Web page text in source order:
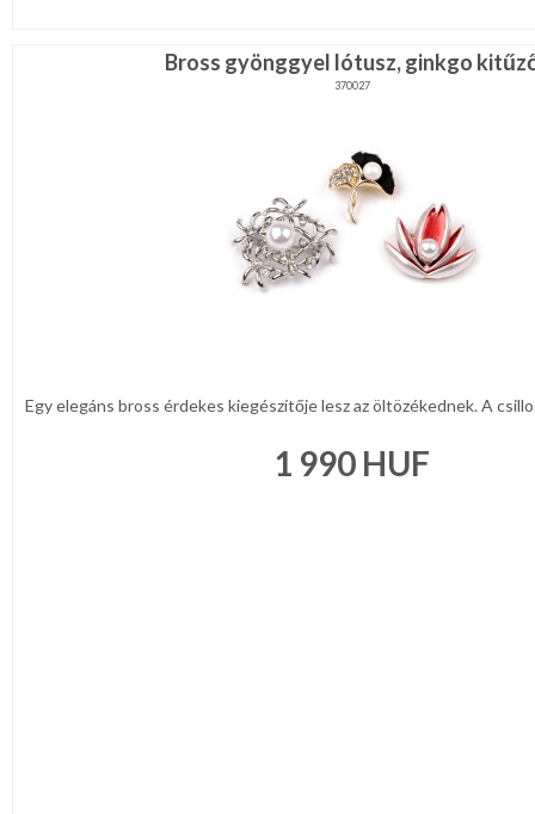
Bross gyönggyel lótusz, ginkgo
370027
Egy elegáns bross érdekes kiegészítője lesz az öltözékednek. A
1 990 HUF